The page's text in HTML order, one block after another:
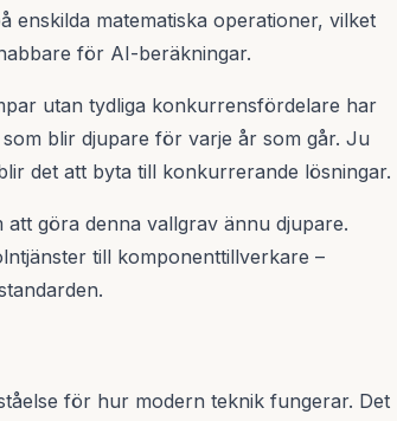
matematiska operationer, vilket
för AI-beräkningar.
utan tydliga konkurrensfördelare har
blir djupare för varje år som går. Ju
det att byta till konkurrerande lösningar.
göra denna vallgrav ännu djupare.
till komponenttillverkare –
för hur modern teknik fungerar. Det